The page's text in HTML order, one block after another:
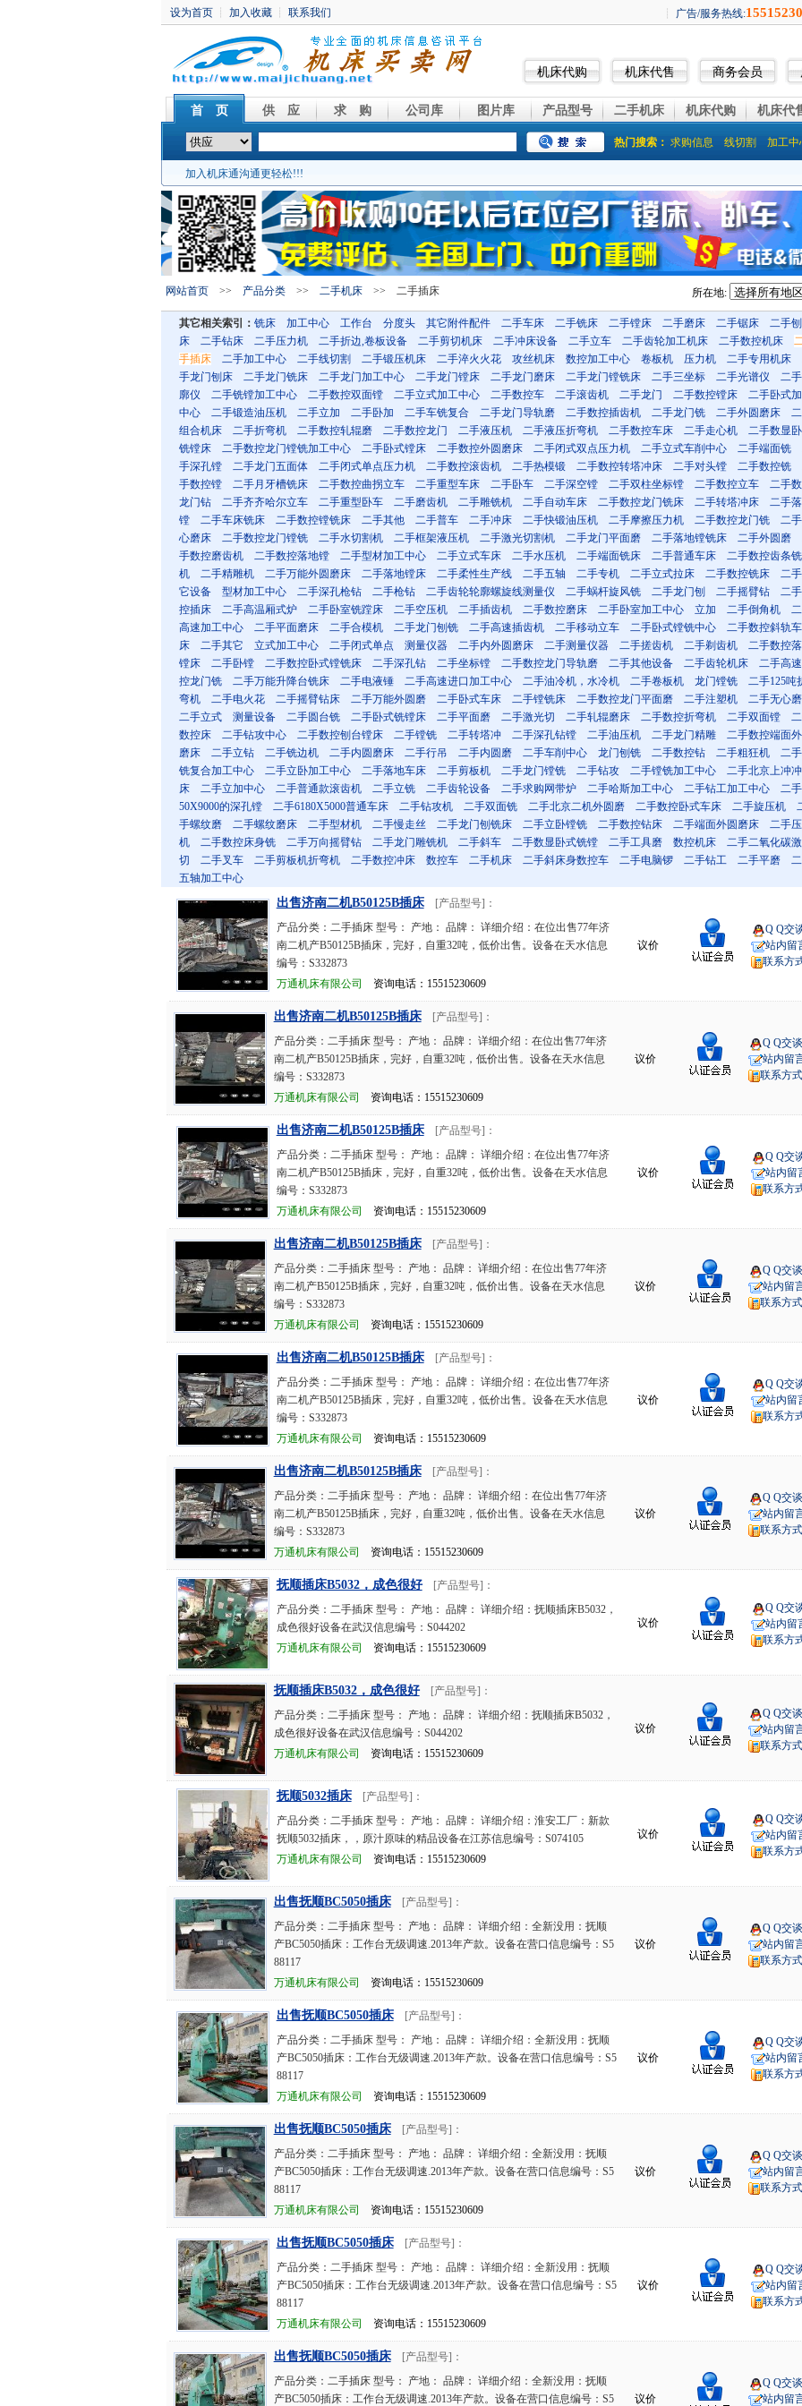
机床代购 机床代售 商务会员
首 页 供 应 求 购 公司库 图片库 产品型号 二手机床 机床代购 机床代
热门搜索： 求购信息 线切割 加工中
加入机床通沟通更轻松!!!
网站首页>> 产品分类>> 二手机床>> 二手插床 所在地:
其它相关索引： 铣床 加工中心 工作台 分度头 其它附件配件 二手车床 二手铣床 二手镗床 二手磨床 二手锯床
二手刨
床
二手钻床 二手压力机 二手折边,卷板设备 二手剪切机床 二手冲床设备 二手立车 二手齿轮加工机床 二手数控机床
手插床
二手加工中心 二手线切割 二手锻压机床 二手淬火火花 攻丝机床 数控加工中心 卷板机 压力机 二手专用机床
手龙门刨床
二手龙门铣床 二手龙门加工中心 二手龙门镗床 二手龙门磨床 二手龙门镗铣床 二手三坐标 二手光谱仪
二
廓仪
二手铣镗加工中心 二手数控双面镗 二手立式加工中心 二手数控车 二手滚齿机 二手龙门 二手数控镗床
二手卧式
中心
二手锻造油压机 二手立加 二手卧加 二手车铣复合 二手龙门导轨磨 二手数控插齿机 二手龙门铣 二手外圆磨床
组合机床
二手折弯机 二手数控轧辊磨 二手数控龙门 二手液压机 二手液压折弯机 二手数控车床 二手走心机
二手数显
铣镗床
二手数控龙门镗铣加工中心 二手卧式镗床 二手数控外圆磨床 二手闭式双点压力机 二手立式车削中心 二手端面铣
手深孔镗
二手龙门五面体 二手闭式单点压力机 二手数控滚齿机 二手热模锻 二手数控转塔冲床 二手对头镗 二手数控铣
手数控镗
二手月牙槽铣床 二手数控曲拐立车 二手重型车床 二手卧车 二手深空镗 二手双柱坐标镗 二手数控立车
二手
龙门钻
二手齐齐哈尔立车 二手重型卧车 二手磨齿机 二手雕铣机 二手自动车床 二手数控龙门铣床 二手转塔冲床
二手
镗
二手车床铣床 二手数控镗铣床 二手其他 二手普车 二手冲床 二手快锻油压机 二手摩擦压力机 二手数控龙门铣
二
心磨床
二手数控龙门镗铣 二手水切割机 二手框架液压机 二手激光切割机 二手龙门平面磨 二手落地镗铣床 二手外圆磨
手数控磨齿机
二手数控落地镗 二手型材加工中心 二手立式车床 二手水压机 二手端面铣床 二手普通车床
二手数控齿条
机
二手精雕机 二手万能外圆磨床 二手落地镗床 二手柔性生产线 二手五轴 二手专机 二手立式拉床 二手数控铣床
二
它设备
型材加工中心 二手深孔枪钻 二手枪钻 二手齿轮轮廓螺旋线测量仪 二手蜗杆旋风铣 二手龙门刨 二手摇臂钻
二
控插床
二手高温厢式炉 二手卧室铣蹚床 二手空压机 二手插齿机 二手数控磨床 二手卧室加工中心 立加 二手倒角机
高速加工中心
二手平面磨床 二手合模机 二手龙门刨铣 二手高速插齿机 二手移动立车 二手卧式镗铣中心
二手数控斜轨车
床
二手其它 立式加工中心 二手闭式单点 测量仪器 二手内外圆磨床 二手测量仪器 二手搓齿机 二手剃齿机
二手数控
镗床
二手卧镗 二手数控卧式镗铣床 二手深孔钻 二手坐标镗 二手数控龙门导轨磨 二手其他设备 二手齿轮机床
二手高
控龙门铣
二手万能升降台铣床 二手电液锤 二手高速进口加工中心 二手油冷机，水冷机 二手卷板机 龙门镗铣
二手125吨
弯机
二手电火花 二手摇臂钻床 二手万能外圆磨 二手卧式车床 二手镗铣床 二手数控龙门平面磨 二手注塑机
二手无心磨
二手立式
测量设备 二手圆台铣 二手卧式铣镗床 二手平面磨 二手激光切 二手轧辊磨床 二手数控折弯机 二手双面镗
数控床
二手钻攻中心 二手数控刨台镗床 二手镗铣 二手转塔冲 二手深孔钻镗 二手油压机 二手龙门精雕
二手数控端面
磨床
二手立钻 二手铣边机 二手内圆磨床 二手行吊 二手内圆磨 二手车削中心 龙门刨铣 二手数控钻 二手粗狂机
二
铣复合加工中心
二手立卧加工中心 二手落地车床 二手剪板机 二手龙门镗铣 二手钻攻 二手镗铣加工中心
二手北京上冲冲
床
二手立加中心 二手普通款滚齿机 二手立铣 二手齿轮设备 二手求购网带炉 二手哈斯加工中心 二手钻工加工中心
二
50X9000的深孔镗
二手6180X5000普通车床 二手钻攻机 二手双面铣 二手北京二机外圆磨 二手数控卧式车床 二手旋压机
手螺纹磨
二手螺纹磨床 二手型材机 二手慢走丝 二手龙门刨铣床 二手立卧镗铣 二手数控钻床 二手端面外圆磨床
二手
机
二手数控床身铣 二手万向摇臂钻 二手龙门雕铣机 二手斜车 二手数显卧式铣镗 二手工具磨 数控机床
二手二氧化碳
切
二手叉车 二手剪板机折弯机 二手数控冲床 数控车 二手机床 二手斜床身数控车 二手电脑锣 二手钻工 二手平磨
五轴加工中心
出售济南二机B50125B插床
[产品型号]：
产品分类：二手插床 型号： 产地： 品牌： 详细介绍：在位出售77年济
南二机产B50125B插床，完好，自重32吨，低价出售。设备在天水信息
编号：S332873
万通机床有限公司
资询电话：15515230609
议价
Q Q交
站内留
联系方
出售济南二机B50125B插床
[产品型号]：
产品分类：二手插床 型号： 产地： 品牌： 详细介绍：在位出售77年济
南二机产B50125B插床，完好，自重32吨，低价出售。设备在天水信息
编号：S332873
万通机床有限公司
资询电话：15515230609
议价
Q Q交谈
站内留
联系方式
出售济南二机B50125B插床
[产品型号]：
产品分类：二手插床 型号： 产地： 品牌： 详细介绍：在位出售77年济
南二机产B50125B插床，完好，自重32吨，低价出售。设备在天水信息
编号：S332873
万通机床有限公司
资询电话：15515230609
议价
Q Q交
站内留
联系方
出售济南二机B50125B插床
[产品型号]：
产品分类：二手插床 型号： 产地： 品牌： 详细介绍：在位出售77年济
南二机产B50125B插床，完好，自重32吨，低价出售。设备在天水信息
编号：S332873
万通机床有限公司
资询电话：15515230609
议价
Q Q交谈
站内留
联系方式
出售济南二机B50125B插床
[产品型号]：
产品分类：二手插床 型号： 产地： 品牌： 详细介绍：在位出售77年济
南二机产B50125B插床，完好，自重32吨，低价出售。设备在天水信息
编号：S332873
万通机床有限公司
资询电话：15515230609
议价
Q Q交
站内留
联系方
出售济南二机B50125B插床
[产品型号]：
产品分类：二手插床 型号： 产地： 品牌： 详细介绍：在位出售77年济
南二机产B50125B插床，完好，自重32吨，低价出售。设备在天水信息
编号：S332873
万通机床有限公司
资询电话：15515230609
议价
Q Q交谈
站内留
联系方式
抚顺插床B5032，成色很好
[产品型号]：
产品分类：二手插床 型号： 产地： 品牌： 详细介绍：抚顺插床B5032，
成色很好设备在武汉信息编号：S044202
万通机床有限公司
资询电话：15515230609
议价
Q Q交
站内留
联系方
抚顺插床B5032，成色很好
[产品型号]：
产品分类：二手插床 型号： 产地： 品牌： 详细介绍：抚顺插床B5032，
成色很好设备在武汉信息编号：S044202
万通机床有限公司
资询电话：15515230609
议价
Q Q交谈
站内留
联系方式
抚顺5032插床
[产品型号]：
产品分类：二手插床 型号： 产地： 品牌： 详细介绍：淮安工厂：新款
抚顺5032插床，，原汁原味的精品设备在江苏信息编号：S074105
万通机床有限公司
资询电话：15515230609
议价
Q Q交
站内留
联系方
出售抚顺BC5050插床
[产品型号]：
产品分类：二手插床 型号： 产地： 品牌： 详细介绍：全新没用：抚顺
产BC5050插床：工作台无级调速.2013年产款。设备在营口信息编号：S5
88117
万通机床有限公司
资询电话：15515230609
议价
Q Q交谈
站内留
联系方式
出售抚顺BC5050插床
[产品型号]：
产品分类：二手插床 型号： 产地： 品牌： 详细介绍：全新没用：抚顺
产BC5050插床：工作台无级调速.2013年产款。设备在营口信息编号：S5
88117
万通机床有限公司
资询电话：15515230609
议价
Q Q交
站内留
联系方
出售抚顺BC5050插床
[产品型号]：
产品分类：二手插床 型号： 产地： 品牌： 详细介绍：全新没用：抚顺
产BC5050插床：工作台无级调速.2013年产款。设备在营口信息编号：S5
88117
万通机床有限公司
资询电话：15515230609
议价
Q Q交谈
站内留
联系方式
出售抚顺BC5050插床
[产品型号]：
产品分类：二手插床 型号： 产地： 品牌： 详细介绍：全新没用：抚顺
产BC5050插床：工作台无级调速.2013年产款。设备在营口信息编号：S5
88117
万通机床有限公司
资询电话：15515230609
议价
Q Q交
站内留
联系方
出售抚顺BC5050插床
[产品型号]：
产品分类：二手插床 型号： 产地： 品牌： 详细介绍：全新没用：抚顺
产BC5050插床：工作台无级调速.2013年产款。设备在营口信息编号：S5
议价
Q Q交谈
站内留